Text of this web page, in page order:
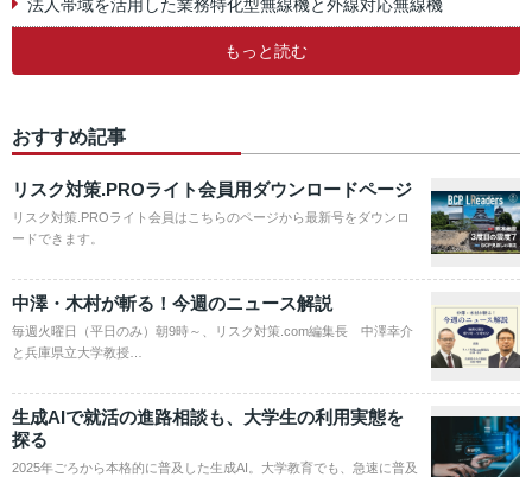
法人帯域を活用した業務特化型無線機と外線対応無線機
もっと読む
おすすめ記事
リスク対策.PROライト会員用ダウンロードページ
リスク対策.PROライト会員はこちらのページから最新号をダウンロ
ードできます。
中澤・木村が斬る！今週のニュース解説
毎週火曜日（平日のみ）朝9時～、リスク対策.com編集長 中澤幸介
と兵庫県立大学教授…
生成AIで就活の進路相談も、大学生の利用実態を
探る
2025年ごろから本格的に普及した生成AI。大学教育でも、急速に普及